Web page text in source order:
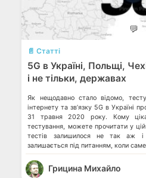
💬
📄 Статті
5G в Україні, Польщі,
і не тільки, державах
Як нещодавно стало відомо,
інтернету та зв’язку 5G в Україні
31 травня 2020 року. Кому
тестування, можете прочитати у
тестів залишилося не так аж
залишається під питанням, коли
Грицина Михайло